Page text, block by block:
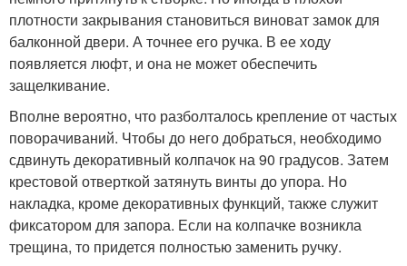
плотности закрывания становиться виноват замок для
балконной двери. А точнее его ручка. В ее ходу
появляется люфт, и она не может обеспечить
защелкивание.
Вполне вероятно, что разболталось крепление от частых
поворачиваний. Чтобы до него добраться, необходимо
сдвинуть декоративный колпачок на 90 градусов. Затем
крестовой отверткой затянуть винты до упора. Но
накладка, кроме декоративных функций, также служит
фиксатором для запора. Если на колпачке возникла
трещина, то придется полностью заменить ручку.